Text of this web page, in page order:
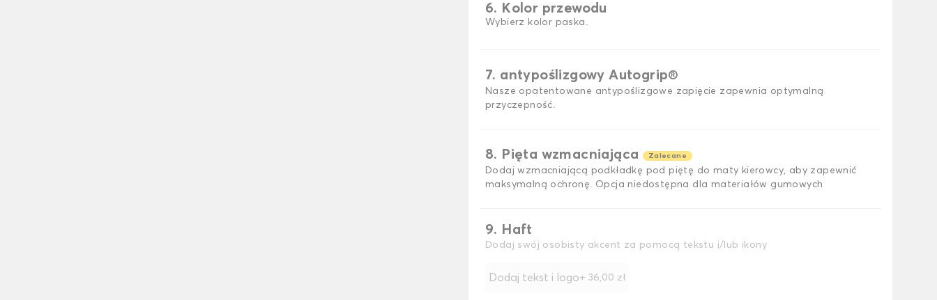
6. Kolor przewodu
Wybierz kolor paska.
7. antypoślizgowy Autogrip®
Nasze opatentowane antypoślizgowe zapięcie zapewnia optymalną
przyczepność.
8. Pięta wzmacniająca Zalecane
Dodaj wzmacniającą podkładkę pod piętę do maty kierowcy, aby zapewnić
maksymalną ochronę. Opcja niedostępna dla materiałów gumowych
9. Haft
Dodaj swój osobisty akcent za pomocą tekstu i/lub ikony
Dodaj tekst i logo+ 36,00 zł